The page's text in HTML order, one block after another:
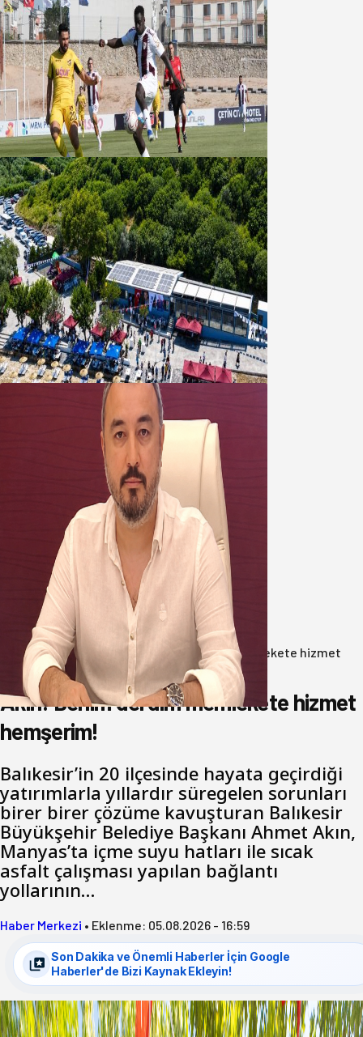
Bandırmaspor’dan 3 gollü başlangıç
08 Ağustos 2026
Bandırma Belediyesinden
Şirinçavuş’a hayat veren tesis
08 Ağustos 2026
Oğuzbeyi’nden Balıkesirspor
yönetimine cevap : Herkes kendine
yakışanı yapar, buluttan nem
kapmayın!
07 Ağustos 2026
Anasayfa/ Gündem/
Akın: Benim derdim memlekete hizmet
hemşerim!
Akın: Benim derdim memlekete hizmet
hemşerim!
Balıkesir’in 20 ilçesinde hayata geçirdiği
yatırımlarla yıllardır süregelen sorunları
birer birer çözüme kavuşturan Balıkesir
Büyükşehir Belediye Başkanı Ahmet Akın,
Manyas’ta içme suyu hatları ile sıcak
asfalt çalışması yapılan bağlantı
yollarının…
Haber Merkezi • Eklenme: 05.08.2026 - 16:59
Son Dakika ve Önemli Haberler İçin Google
Haberler'de Bizi Kaynak Ekleyin!